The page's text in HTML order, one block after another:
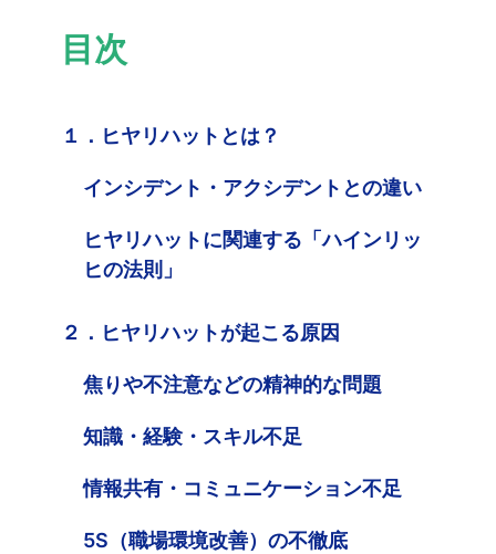
目次
１．ヒヤリハットとは？
インシデント・アクシデントとの違い
ヒヤリハットに関連する「ハインリッ
ヒの法則」
２．ヒヤリハットが起こる原因
焦りや不注意などの精神的な問題
知識・経験・スキル不足
情報共有・コミュニケーション不足
5S（職場環境改善）の不徹底